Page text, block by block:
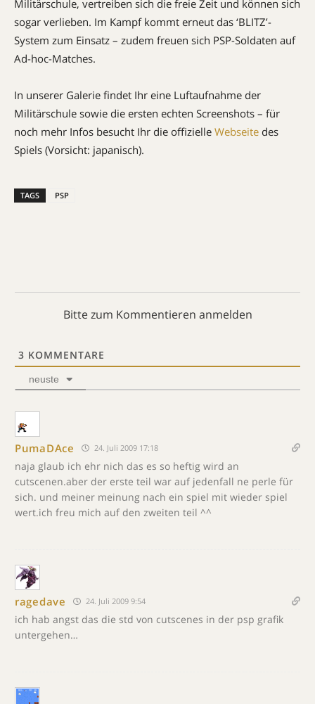
Militärschule, vertreiben sich die freie Zeit und können sich
sogar verlieben. Im Kampf kommt erneut das ‘BLITZ’-
System zum Einsatz – zudem freuen sich PSP-Soldaten auf
Ad-hoc-Matches.
In unserer Galerie findet Ihr eine Luftaufnahme der
Militärschule sowie die ersten echten Screenshots – für
noch mehr Infos besucht Ihr die offizielle Webseite des
Spiels (Vorsicht: japanisch).
TAGS PSP
Bitte zum Kommentieren anmelden
3 KOMMENTARE
neuste
PumaDAce 24. Juli 2009 17:18
naja glaub ich ehr nich das es so heftig wird an
cutscenen.aber der erste teil war auf jedenfall ne perle für
sich. und meiner meinung nach ein spiel mit wieder spiel
wert.ich freu mich auf den zweiten teil ^^
ragedave 24. Juli 2009 9:54
ich hab angst das die std von cutscenes in der psp grafik
untergehen…